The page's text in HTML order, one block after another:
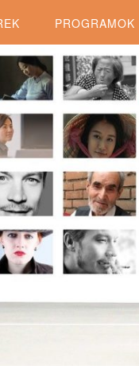
PROGRAMOK